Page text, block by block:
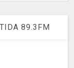
89.3FM